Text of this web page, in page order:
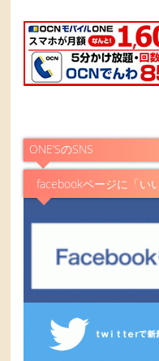
ONE’SのSNS
facebookページに「い